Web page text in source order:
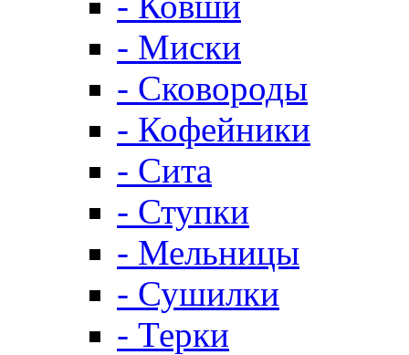
- Миски
- Сковороды
- Кофейники
- Сита
- Ступки
- Мельницы
- Сушилки
- Терки